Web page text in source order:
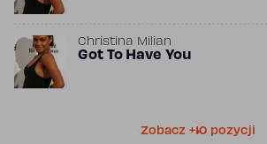
Christina Milian
Got To Have You
Zobacz +10 pozycji